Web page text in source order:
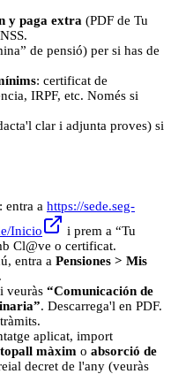
y paga extra (PDF de Tu
de pensió) per si has de
: certificat de
IRPF, etc. Només si
clar i adjunta proves) si
: entra a https://sede.seg-
Inicio
i prem a “Tu
Cl@ve o certificat.
entra a Pensiones > Mis
veuràs “Comunicación de
. Descarrega'l en PDF.
aplicat, import
topall màxim o absorció de
decret de l'any (veuràs